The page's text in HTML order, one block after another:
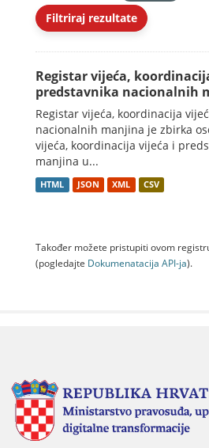
Filtriraj rezultate
Registar vijeća,
predstavnika nacionalnih
Registar vijeća, koordinacija
nacionalnih manjina je zbirka
vijeća, koordinacija vijeća i
manjina u...
HTML JSON XML CSV
Također možete pristupiti ovom
(pogledajte Dokumenаtаcijа API-jа).